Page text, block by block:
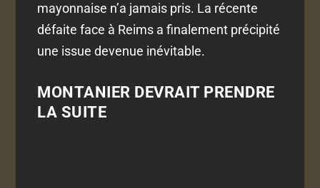
mayonnaise n’a jamais pris. La récente
défaite face à Reims a finalement précipité
une issue devenue inévitable.
MONTANIER DEVRAIT PRENDRE
LA SUITE